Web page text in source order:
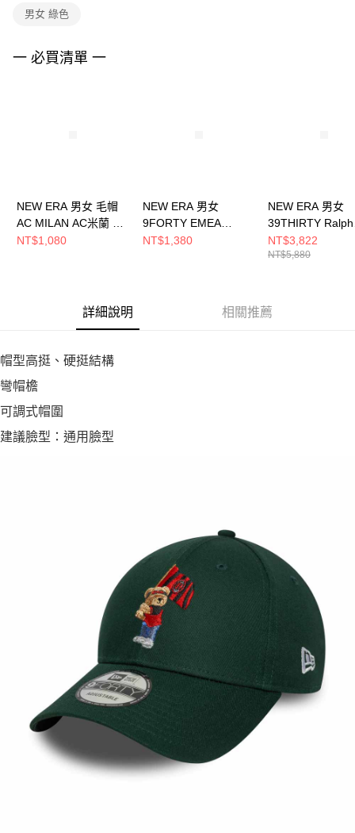
３．未成年的使用者請事先徵得法定代理人或監護人之同意方可使用
４．使用「AFTEE先享後付」時，將依據個別帳號之用戶狀況，依本公司即
男女 綠色
一 必買清單 一
NEW ERA 男女 毛帽
AC MILAN AC米蘭 黑
NE60363646
NT$1,080
NEW ERA 男女
9FORTY EMEA
SP2024 AC MILAN 黑
NT$1,380
NEW ERA 男女
39THIRTY Ralph
Lauren RL
H251MLB05
NT$3,822
NT$5,880
詳細說明 相關推薦
帽型高挺、硬挺結構
彎帽檐
可調式帽圍
建議臉型：通用臉型